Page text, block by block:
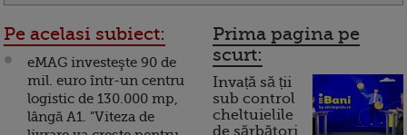
Pe acelasi subiect:
eMAG investeşte 90 de
mil. euro într-un centru
logistic de 130.000 mp,
lângă A1. "Viteza de
Prima pagina pe
scurt:
Invață să ții
sub control
cheltuielile
de sărbători.